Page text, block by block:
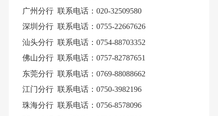
广州分行联系电话：020-32509580
深圳分行联系电话：0755-22667626
汕头分行联系电话：0754-88703352
佛山分行联系电话：0757-82787651
东莞分行联系电话：0769-88088662
江门分行联系电话：0750-3982196
珠海分行联系电话：0756-8578096